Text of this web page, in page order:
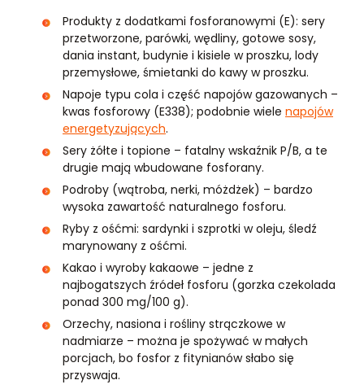
Produkty z dodatkami fosforanowymi (E): sery
przetworzone, parówki, wędliny, gotowe sosy,
dania instant, budynie i kisiele w proszku, lody
przemysłowe, śmietanki do kawy w proszku.
Napoje typu cola i część napojów gazowanych –
kwas fosforowy (E338); podobnie wiele napojów
energetyzujących.
Sery żółte i topione – fatalny wskaźnik P/B, a te
drugie mają wbudowane fosforany.
Podroby (wątroba, nerki, móżdżek) – bardzo
wysoka zawartość naturalnego fosforu.
Ryby z ośćmi: sardynki i szprotki w oleju, śledź
marynowany z ośćmi.
Kakao i wyroby kakaowe – jedne z
najbogatszych źródeł fosforu (gorzka czekolada
ponad 300 mg/100 g).
Orzechy, nasiona i rośliny strączkowe w
nadmiarze – można je spożywać w małych
porcjach, bo fosfor z fitynianów słabo się
przyswaja.